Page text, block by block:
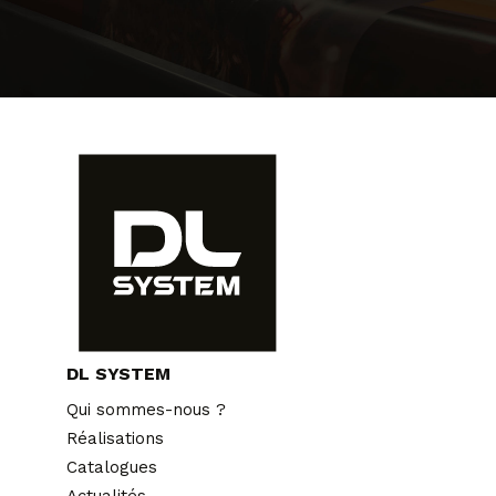
DL SYSTEM
Qui sommes-nous ?
Réalisations
Catalogues